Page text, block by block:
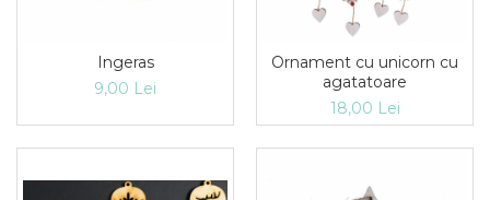
Ingeras
9,00 Lei
Ornament cu unicorn cu
agatatoare
18,00 Lei